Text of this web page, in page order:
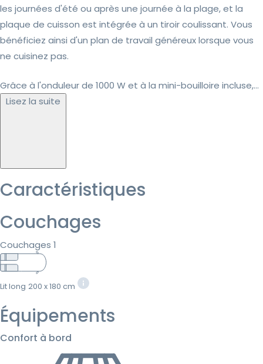
les journées d'été ou après une journée à la plage, et la
plaque de cuisson est intégrée à un tiroir coulissant. Vous
bénéficiez ainsi d'un plan de travail généreux lorsque vous
ne cuisinez pas.
Grâce à l'onduleur de 1000 W et à la mini-bouilloire incluse,...
Lisez la suite
Caractéristiques
Couchages
Couchages 1
Lit long 200 x 180 cm
Équipements
Confort à bord